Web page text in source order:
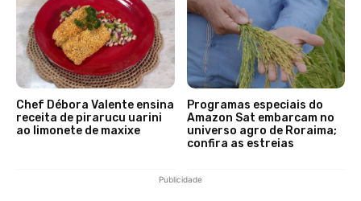
Chef Débora Valente ensina
receita de pirarucu uarini
ao limonete de maxixe
Programas especiais do
Amazon Sat embarcam no
universo agro de Roraima;
confira as estreias
Publicidade